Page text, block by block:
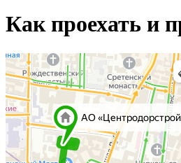
Как проехать и